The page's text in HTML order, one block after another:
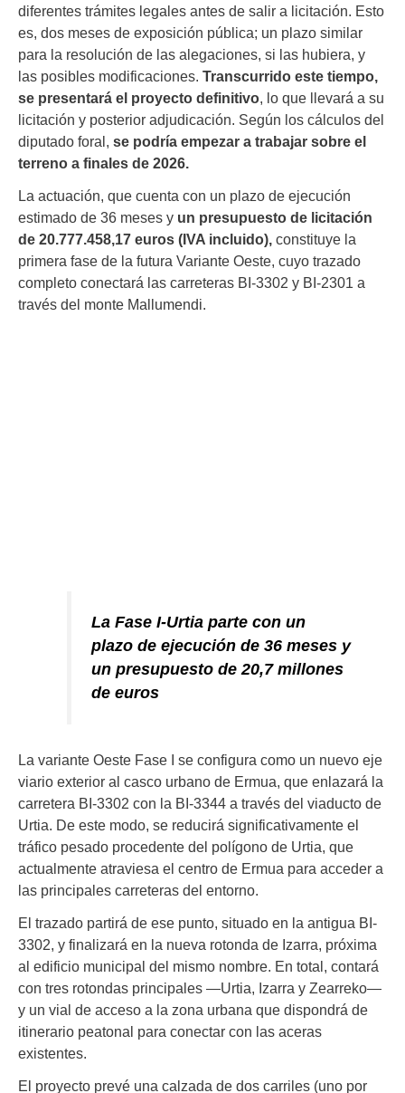
diferentes trámites legales antes de salir a licitación. Esto
es, dos meses de exposición pública; un plazo similar
para la resolución de las alegaciones, si las hubiera, y
las posibles modificaciones. Transcurrido este tiempo,
se presentará el proyecto definitivo , lo que llevará a su
licitación y posterior adjudicación. Según los cálculos del
diputado foral, se podría empezar a trabajar sobre el
terreno a finales de 2026.
La actuación, que cuenta con un plazo de ejecución
estimado de 36 meses y un presupuesto de licitación
de 20.777.458,17 euros (IVA incluido), constituye la
primera fase de la futura Variante Oeste, cuyo trazado
completo conectará las carreteras BI-3302 y BI-2301 a
través del monte Mallumendi.
La Fase I-Urtia parte con un
plazo de ejecución de 36 meses y
un presupuesto de 20,7 millones
de euros
La variante Oeste Fase I se configura como un nuevo eje
viario exterior al casco urbano de Ermua, que enlazará la
carretera BI-3302 con la BI-3344 a través del viaducto de
Urtia. De este modo, se reducirá significativamente el
tráfico pesado procedente del polígono de Urtia, que
actualmente atraviesa el centro de Ermua para acceder a
las principales carreteras del entorno.
El trazado partirá de ese punto, situado en la antigua BI-
3302, y finalizará en la nueva rotonda de Izarra, próxima
al edificio municipal del mismo nombre. En total, contará
con tres rotondas principales —Urtia, Izarra y Zearreko—
y un vial de acceso a la zona urbana que dispondrá de
itinerario peatonal para conectar con las aceras
existentes.
El proyecto prevé una calzada de dos carriles (uno por